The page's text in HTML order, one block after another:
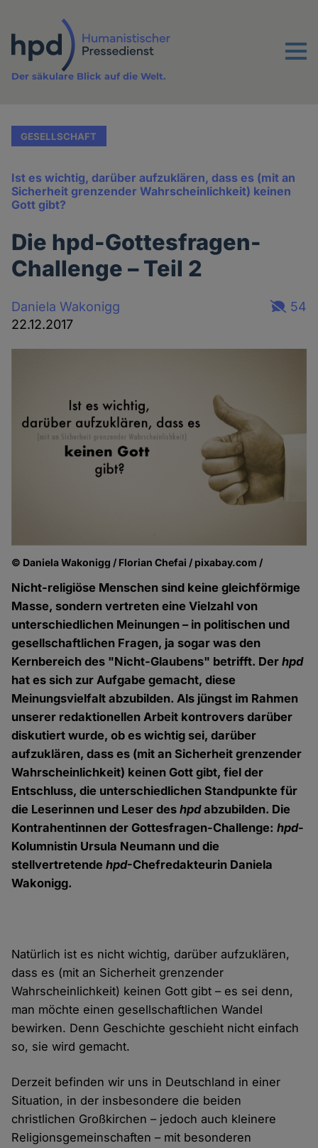
Inhalt
Menu
Der säkulare Blick auf die Welt.
GESELLSCHAFT
Ist es wichtig, darüber aufzuklären, dass es (mit an
Sicherheit grenzender Wahrscheinlichkeit) keinen
Gott gibt?
Die hpd-Gottesfragen-
Challenge – Teil 2
Daniela Wakonigg
22.12.2017
54
© Daniela Wakonigg / Florian Chefai / pixabay.com /
Nicht-religiöse Menschen sind keine gleichförmige
Masse, sondern vertreten eine Vielzahl von
unterschiedlichen Meinungen – in politischen und
gesellschaftlichen Fragen, ja sogar was den
Kernbereich des "Nicht-Glaubens" betrifft. Derhpd
hat es sich zur Aufgabe gemacht, diese
Meinungsvielfalt abzubilden. Als jüngst im Rahmen
unserer redaktionellen Arbeit kontrovers darüber
diskutiert wurde, ob es wichtig sei, darüber
aufzuklären, dass es (mit an Sicherheit grenzender
Wahrscheinlichkeit) keinen Gott gibt, fiel der
Entschluss, die unterschiedlichen Standpunkte für
die Leserinnen und Leser deshpdabzubilden. Die
Kontrahentinnen der Gottesfragen-Challenge:hpd-
Kolumnistin Ursula Neumann und die
stellvertretendehpd-Chefredakteurin Daniela
Wakonigg.
Natürlich ist es nicht wichtig, darüber aufzuklären,
dass es (mit an Sicherheit grenzender
Wahrscheinlichkeit) keinen Gott gibt – es sei denn,
man möchte einen gesellschaftlichen Wandel
bewirken. Denn Geschichte geschieht nicht einfach
so, sie wird gemacht.
Derzeit befinden wir uns in Deutschland in einer
Situation, in der insbesondere die beiden
christlichen Großkirchen – jedoch auch kleinere
Religionsgemeinschaften – mit besonderen